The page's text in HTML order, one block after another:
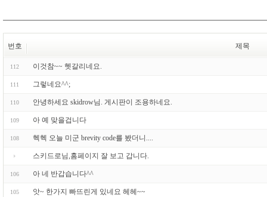
번호 제목
112 이것참~~ 헷갈리네요.
111 그렇네요^^;
110 안녕하세요 skidrow님. 게시판이 조용하네요.
109 아 예 맞을겁니다
108 헥헥 오늘 미군 brevity code를 봤더니....
스키드로님,홈페이지 잘 보고 갑니다.
106 아 네 반갑습니다^^
105 앗~ 한가지 빠뜨린게 있네요 헤헤~~